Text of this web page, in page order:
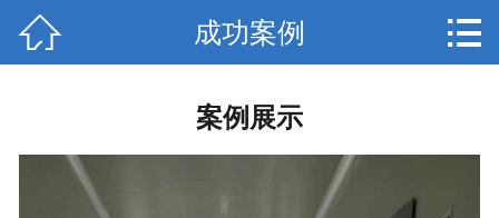
新闻动态
 成功案例 
案例展示